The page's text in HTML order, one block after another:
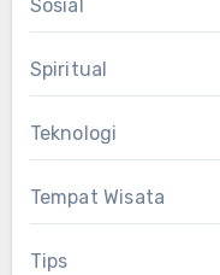
Sosial
Spiritual
Teknologi
Tempat Wisata
Tips